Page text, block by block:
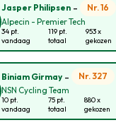
Jasper Philipsen-
Nr. 16
Alpecin - Premier Tech
34 pt.
vandaag
119 pt.
totaal
953 x
gekozen
Biniam Girmay-
Nr. 327
NSN Cycling Team
10 pt.
vandaag
75 pt.
totaal
880 x
gekozen